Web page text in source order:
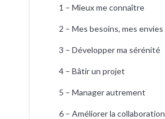
1 – Mieux me connaître
2 – Mes besoins, mes envies
3 – Développer ma sérénité
4 – Bâtir un projet
5 – Manager autrement
6 – Améliorer la collaboration